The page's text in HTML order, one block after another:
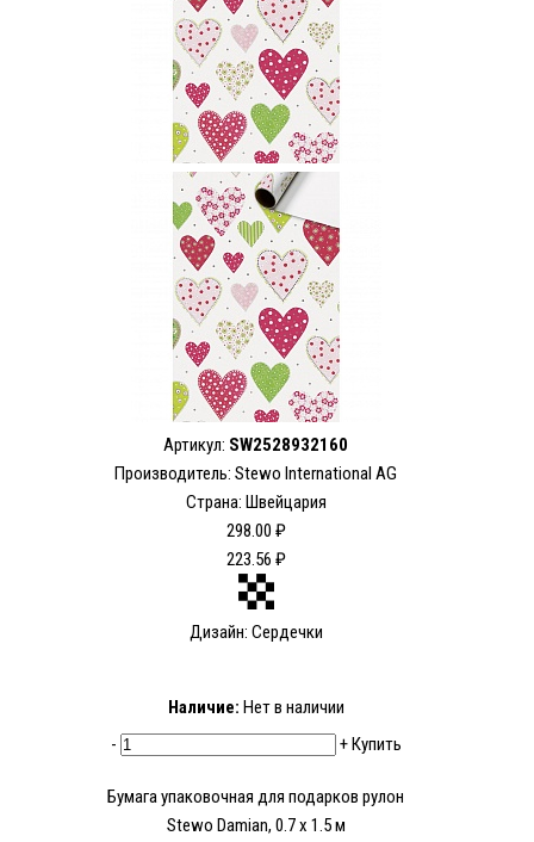
Артикул: SW2528932160
Производитель: Stewo International AG
Страна: Швейцария
298.00 ₽
223.56 ₽
Дизайн: Сердечки
Наличие: Нет в наличии
-
+Купить
Бумага упаковочная для подарков рулон
Stewo Damian, 0.7 x 1.5 м